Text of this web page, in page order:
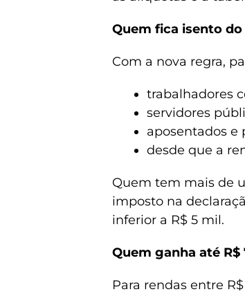
Quem fica isento
Com a nova regra,
trabalhadores
servidores
aposentados e
desde que a
Quem tem mais de
imposto na
inferior a R$ 5 mil.
Quem ganha até
Para rendas entre